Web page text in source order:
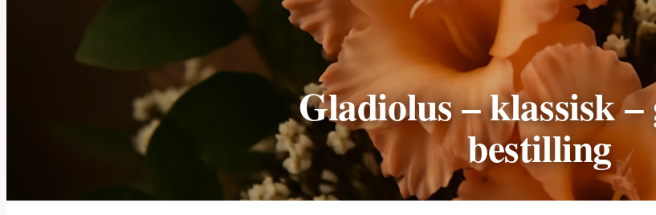
Gladiolus – klassisk
bestilling